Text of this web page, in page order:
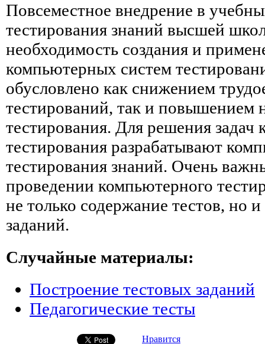
Повсеместное внедрение в
тестирования знаний высшей
необходимость создания и
компьютерных систем
обусловлено как снижением
тестирований, так и повышением
тестирования. Для решения задач
тестирования разрабатывают
тестирования знаний. Очень
проведении компьютерного
не только содержание тестов, но
заданий.
Случайные материалы:
Построение тестовых заданий
Педагогические тесты
Нравится